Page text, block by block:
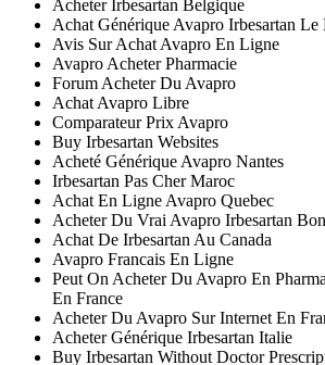
Acheter Irbesartan Belgique
Achat Générique Avapro Irbesartan Le
Avis Sur Achat Avapro En Ligne
Avapro Acheter Pharmacie
Forum Acheter Du Avapro
Achat Avapro Libre
Comparateur Prix Avapro
Buy Irbesartan Websites
Acheté Générique Avapro Nantes
Irbesartan Pas Cher Maroc
Achat En Ligne Avapro Quebec
Acheter Du Vrai Avapro Irbesartan
Achat De Irbesartan Au Canada
Avapro Francais En Ligne
Peut On Acheter Du Avapro En
En France
Acheter Du Avapro Sur Internet En
Acheter Générique Irbesartan Italie
Buy Irbesartan Without Doctor